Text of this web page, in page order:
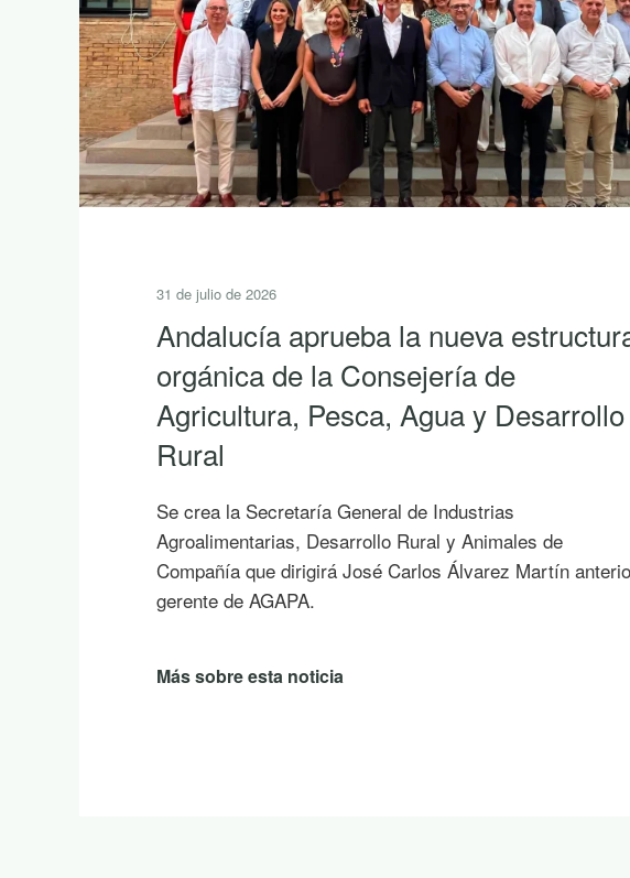
30 de julio de 2026
10 lecturas de verano para descubrir
la riqueza de Andalucía con LEADER
Si hoy es uno de esos días prometedores en los que ya
empiezas a saborear y planificar las vacaciones, te
la sombra de un árbol o mientras contemplas un atardecer
en la montaña.